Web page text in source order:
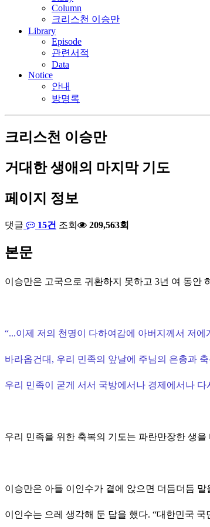
Column
크리스천 이승만
Library
Episode
관련서적
Data
Notice
안내
방명록
크리스천 이승만
거대한 생애의 마지막 기도
페이지 정보
댓글 15건 조회 209,563회
본문
이승만은 고국으로 귀환하지 못하고 3년 여 동안
“...이제 저의 천명이 다하여감에 아버지께서 저
바라옵건대, 우리 민족의 앞날에 주님의 은총과
우리 민족이 굳게 서서 국방에서나 경제에서나
우리 민족을 위한 축복의 기도는 파란만장한 생
이승만은 아들 이인수가 곁에 앉으면 더듬더듬 말
이인수는 으레 생각해 둔 답을 했다. “대한민국 국